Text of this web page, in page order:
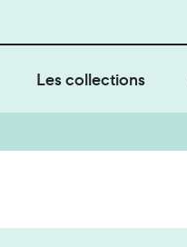
Les collections